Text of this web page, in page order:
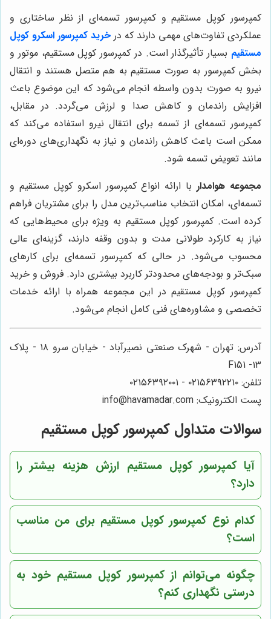
کمپرسور کوپل مستقیم و کمپرسور تسمه‌ای از نظر ساختاری و
عملکردی تفاوت‌های مهمی دارند که در خرید کمپرسور اسکرو کوپل
مستقیم بسیار تأثیرگذار است. در کمپرسور کوپل مستقیم، موتور و
بخش کمپرسور به صورت مستقیم به هم متصل هستند و انتقال
نیرو به صورت بدون واسطه انجام می‌شود که این موضوع باعث
افزایش راندمان و کاهش صدا و لرزش می‌گردد. در مقابل،
کمپرسور تسمه‌ای از تسمه برای انتقال نیرو استفاده می‌کند که
ممکن است باعث کاهش راندمان و نیاز به نگهداری‌های دوره‌ای
مانند تعویض تسمه شود.
مجموعه هوامدار با ارائه انواع کمپرسور اسکرو کوپل مستقیم و
تسمه‌ای، امکان انتخاب مناسب‌ترین مدل را برای مشتریان فراهم
کرده است. کمپرسور کوپل مستقیم به ویژه برای محیط‌هایی که
نیاز به کارکرد طولانی مدت و بدون وقفه دارند، گزینه‌ای عالی
محسوب می‌شود. در حالی که کمپرسور تسمه‌ای برای کارهای
سبک‌تر و بودجه‌های محدودتر کاربرد بیشتری دارد. فروش و خرید
کمپرسور کوپل مستقیم در این مجموعه همراه با ارائه خدمات
تخصصی و مشاوره‌های فنی کامل انجام می‌شود.
آدرس: تهران - شهرک صنعتی نصیرآباد - خیابان سرو ۱۸ - پلاک
۱۳- F151
تلفن: ۰۲۱۵۶۳۹۲۲۱۰ - ۰۲۱۵۶۳۹۲۰۰۱
پست الکترونیک: info@havamadar.com
سوالات متداول کمپرسور کوپل مستقیم
آیا کمپرسور کوپل مستقیم ارزش هزینه بیشتر را
دارد؟
کدام نوع کمپرسور کوپل مستقیم برای من مناسب
است؟
چگونه می‌توانم از کمپرسور کوپل مستقیم خود به
درستی نگهداری کنم؟